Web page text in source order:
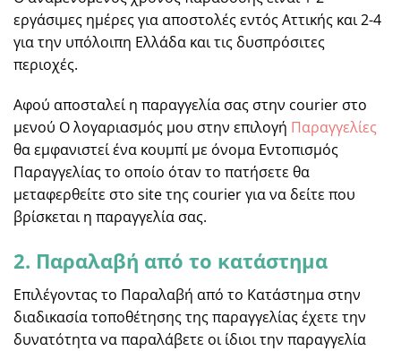
εργάσιμες ημέρες για αποστολές εντός Αττικής και 2-4
για την υπόλοιπη Ελλάδα και τις δυσπρόσιτες
περιοχές.
Αφού αποσταλεί η παραγγελία σας στην courier στο
μενού Ο λογαριασμός μου στην επιλογή Παραγγελίες
θα εμφανιστεί ένα κουμπί με όνομα Εντοπισμός
Παραγγελίας το οποίο όταν το πατήσετε θα
μεταφερθείτε στο site της courier για να δείτε που
βρίσκεται η παραγγελία σας.
2. Παραλαβή από το κατάστημα
Επιλέγοντας το Παραλαβή από το Κατάστημα στην
διαδικασία τοποθέτησης της παραγγελίας έχετε την
δυνατότητα να παραλάβετε οι ίδιοι την παραγγελία